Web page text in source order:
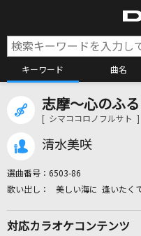
キーワード 曲名
カ
志摩～心のふ
[ シマココロノフルサト ]
清水美咲
選曲番号： 6503-86
美しい海に 逢いたく
対応カラオケコンテンツ